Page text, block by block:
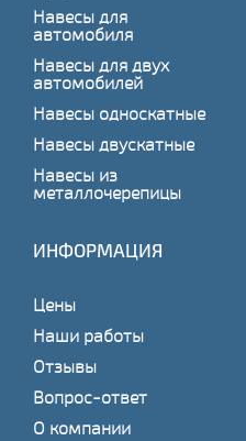
Навесы для
автомобиля
Навесы для двух
автомобилей
Навесы односкатные
Навесы двускатные
Навесы из
металлочерепицы
ИНФОРМАЦИЯ
Цены
Наши работы
Отзывы
Вопрос-ответ
О компании